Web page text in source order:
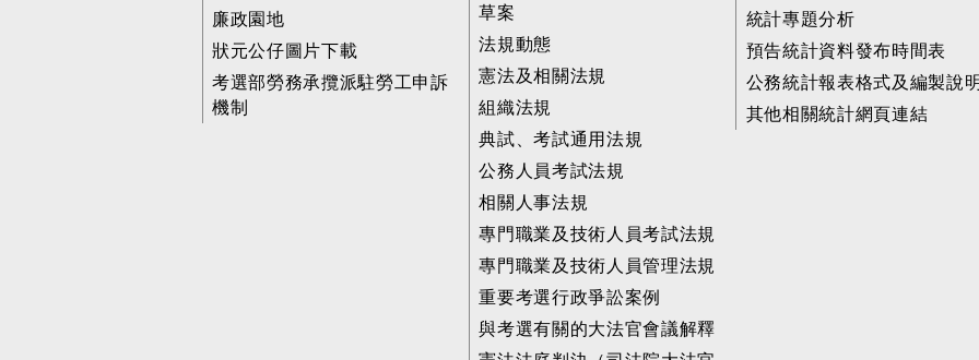
廉政園地
狀元公仔圖片下載
考選部勞務承攬派駐勞工申訴
機制
草案
法規動態
憲法及相關法規
組織法規
典試、考試通用法規
公務人員考試法規
相關人事法規
專門職業及技術人員考試法規
專門職業及技術人員管理法規
重要考選行政爭訟案例
與考選有關的大法官會議解釋
統計專題分析
預告統計資料發布時間表
公務統計報表格式及編製說
其他相關統計網頁連結